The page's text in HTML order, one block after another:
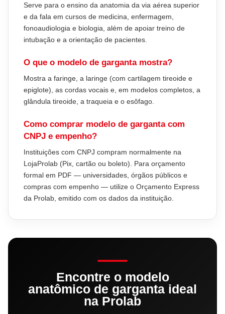
Serve para o ensino da anatomia da via aérea superior
e da fala em cursos de medicina, enfermagem,
fonoaudiologia e biologia, além de apoiar treino de
intubação e a orientação de pacientes.
O que o modelo de garganta mostra?
Mostra a faringe, a laringe (com cartilagem tireoide e
epiglote), as cordas vocais e, em modelos completos, a
glândula tireoide, a traqueia e o esôfago.
Como comprar modelo de garganta com
CNPJ e empenho?
Instituições com CNPJ compram normalmente na
LojaProlab (Pix, cartão ou boleto). Para orçamento
formal em PDF — universidades, órgãos públicos e
compras com empenho — utilize o Orçamento Express
da Prolab, emitido com os dados da instituição.
Encontre o modelo
anatômico de garganta ideal
na Prolab